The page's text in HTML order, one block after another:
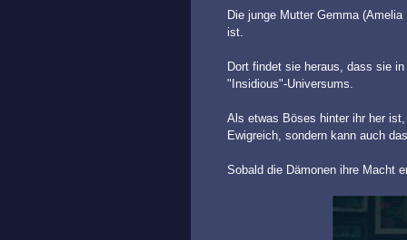
Die junge Mutter Gemma
ist.
Dort findet sie heraus, dass sie
"Insidious"-Universums.
Als etwas Böses hinter ihr her
Ewigreich, sondern kann auch
Sobald die Dämonen ihre Macht